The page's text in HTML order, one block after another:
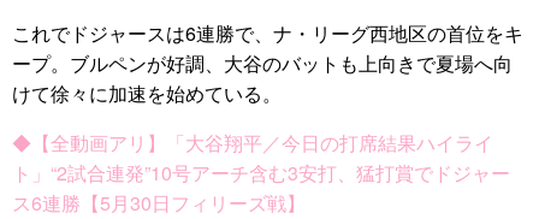
これでドジャースは6連勝で、ナ・リーグ西地区の首位をキ
ープ。ブルペンが好調、大谷のバットも上向きで夏場へ向
けて徐々に加速を始めている。
◆【全動画アリ】「大谷翔平／今日の打席結果ハイライ
ト」“2試合連発”10号アーチ含む3安打、猛打賞でドジャー
ス6連勝【5月30日フィリーズ戦】